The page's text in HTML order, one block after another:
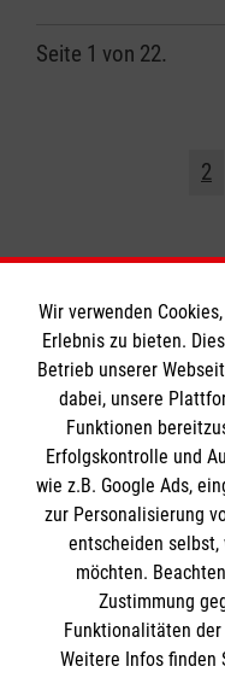
Seite 1 von 22.
2
Informationen
Impressum
Datenschutz
Barrierefreiheit
Kontakt
Die Malteser
Malteser in
Malteserorden
Sharepoint
Spendenkonto
Wir verwenden
Erlebnis zu bieten.
Betrieb unserer
dabei, unsere
Funktionen
Erfolgskontrolle und
wie z.B. Google Ads,
zur Personalisierung
entscheiden selbst,
möchten.
Zustimmung
Funktionalitäten
Weitere Infos finden